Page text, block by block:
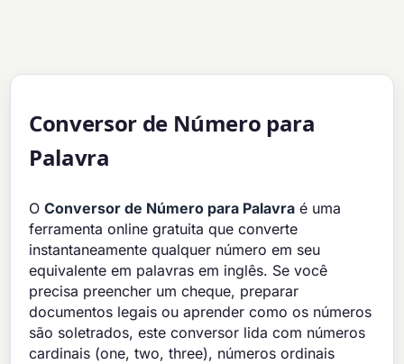
Conversor de Número para
Palavra
OConversor de Número para Palavra é uma
ferramenta online gratuita que converte
instantaneamente qualquer número em seu
equivalente em palavras em inglês. Se você
precisa preencher um cheque, preparar
documentos legais ou aprender como os números
são soletrados, este conversor lida com números
cardinais (one, two, three), números ordinais